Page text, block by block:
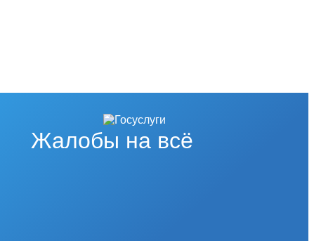
Жалобы на всё